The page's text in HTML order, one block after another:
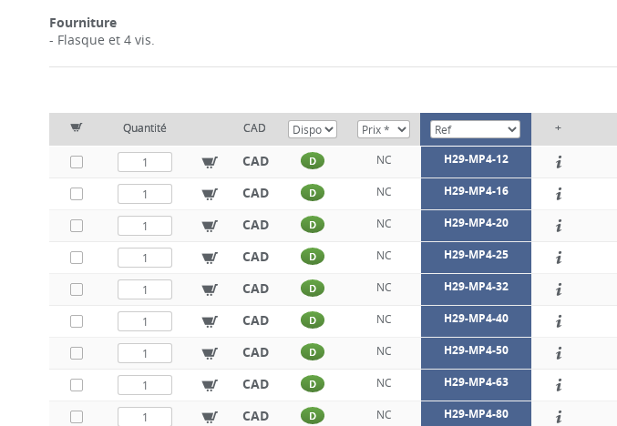
Fourniture
- Flasque et 4 vis.
Quantité CAD +
CAD D NC H29-MP4-12
CAD D NC H29-MP4-16
CAD D NC H29-MP4-20
CAD D NC H29-MP4-25
CAD D NC H29-MP4-32
CAD D NC H29-MP4-40
CAD D NC H29-MP4-50
CAD D NC H29-MP4-63
CAD D NC H29-MP4-80